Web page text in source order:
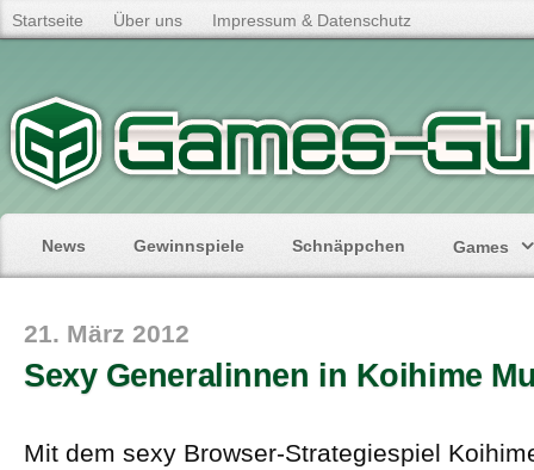
Startseite Über uns Impressum & Datenschutz
News Gewinnspiele Schnäppchen Games
21. März 2012
Sexy Generalinnen in Koihime
Mit dem sexy Browser-Strategiespiel